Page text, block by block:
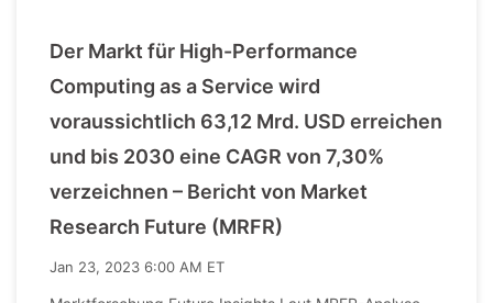
Der Markt für High-Performance
Computing as a Service wird
voraussichtlich 63,12 Mrd. USD erreichen
und bis 2030 eine CAGR von 7,30%
verzeichnen – Bericht von Market
Research Future (MRFR)
Jan 23, 2023 6:00 AM ET